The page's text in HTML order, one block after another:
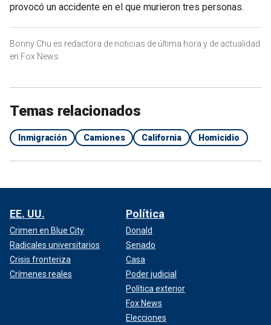
provocó un accidente en el que murieron tres personas.
Bonny Chu es redactora de noticias de última hora y de actualidad
en Fox News
Temas relacionados
Inmigración Camiones California Homicidio
EE. UU.
Crimen en Blue City
Radicales universitarios
Crisis fronteriza
Crímenes reales
Política
Donald
Senado
Casa
Poder judicial
Política exterior
Fox News
Elecciones